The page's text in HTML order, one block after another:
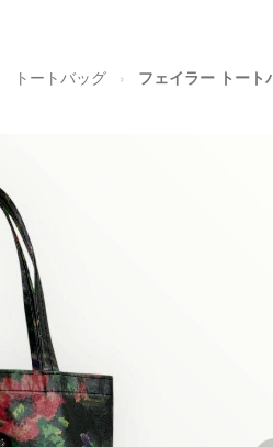
トートバッグ フェイラー トート